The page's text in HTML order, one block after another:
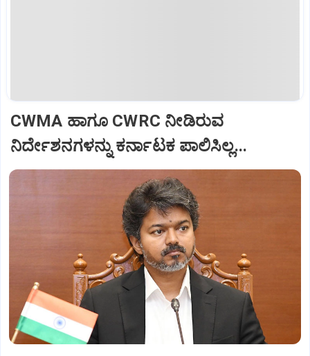
CWMA ಹಾಗೂ CWRC ನೀಡಿರುವ
ನಿರ್ದೇಶನಗಳನ್ನು ಕರ್ನಾಟಕ ಪಾಲಿಸಿಲ್ಲ...